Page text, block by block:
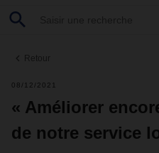
Retour
08/12/2021
« Améliorer
de notre service